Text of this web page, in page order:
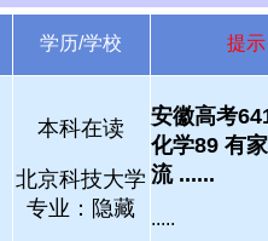
学历/学校 提
本科在读
北京科技大学
专业：隐藏
安徽高考
化学89 有
流 ......
.....